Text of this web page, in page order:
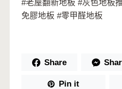
#老屋翻新地板 #灰色地板
免膠地板 #零甲醛地板
Share
Pin it